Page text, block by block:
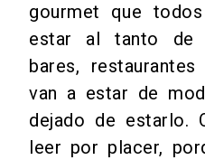
gourmet que
estar al tanto de
bares,
van a estar de
dejado de estarlo.
leer por placer,